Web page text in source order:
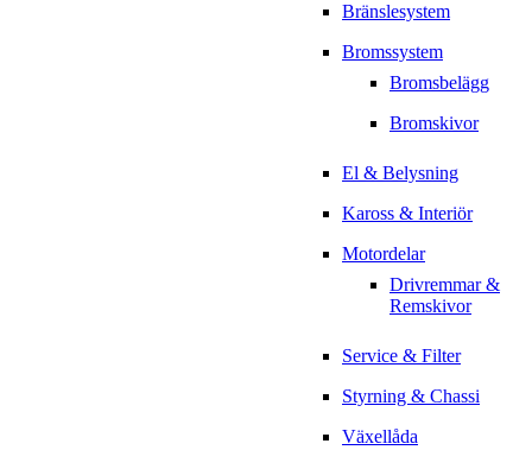
Bränslesystem
Bromssystem
Bromsbelägg
Bromskivor
El & Belysning
Kaross & Interiör
Motordelar
Drivremmar &
Remskivor
Service & Filter
Styrning & Chassi
Växellåda